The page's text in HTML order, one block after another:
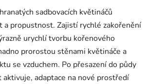
sadbovacích květináčů
a propustnost. Zajistí rychlé zakořenění
urychlí tvorbu kořenového
prorostou stěnami květináče a
se vzduchem. Po přesazení do půdy
adaptace na nové prostředí